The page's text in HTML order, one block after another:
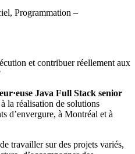
Programmation –
et contribuer réellement aux
Java Full Stack senior
la réalisation de solutions
d’envergure, à Montréal et à
travailler sur des projets variés,